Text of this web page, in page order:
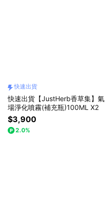
快速出貨
快速出貨【JustHerb香草集】氣
場淨化噴霧(補充瓶)100ML X2
$3,900
2.0%